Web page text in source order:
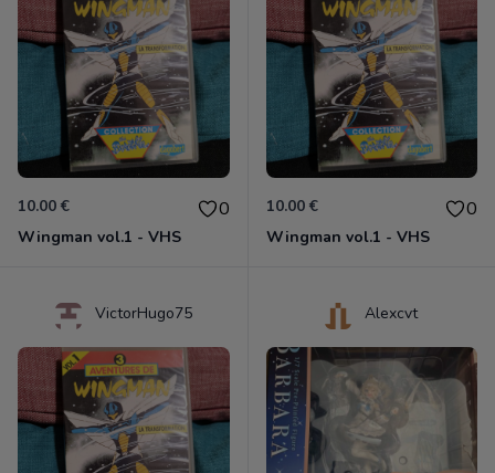
10.00 € 0
Wingman vol.1 - VHS
10.00 € 0
Wingman vol.1 - VHS
VictorHugo75 Alexcvt